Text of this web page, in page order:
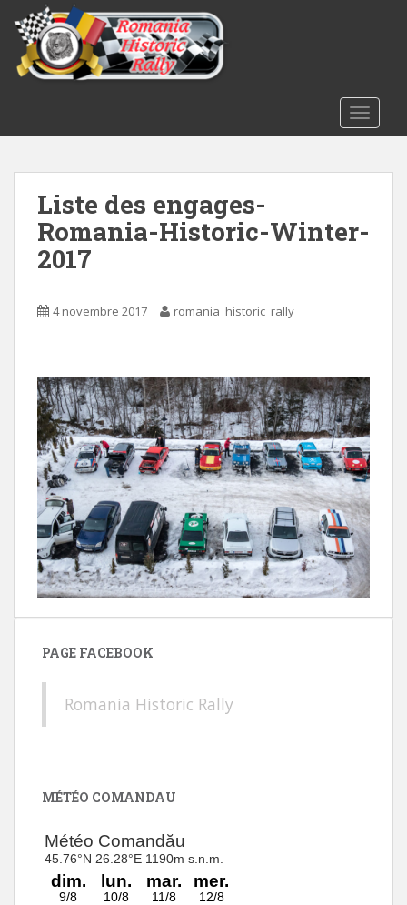
m
Liste des engages-
Romania-Historic-Winter-
2017
4 novembre 2017 romania_historic_rally
PAGE FACEBOOK
Romania Historic Rally
MÉTÉO COMANDAU